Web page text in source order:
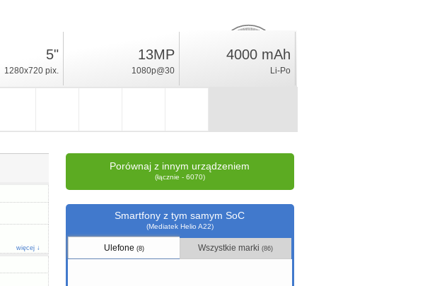
3%
5"
1280x720 pix.
13MP
1080p@30
4000 mAh
Li-Po
więcej ↓
Porównaj z innym urządzeniem
(łącznie - 6070)
Smartfony z tym samym SoC
(Mediatek Helio A22)
Ulefone (8) Wszystkie marki(86)